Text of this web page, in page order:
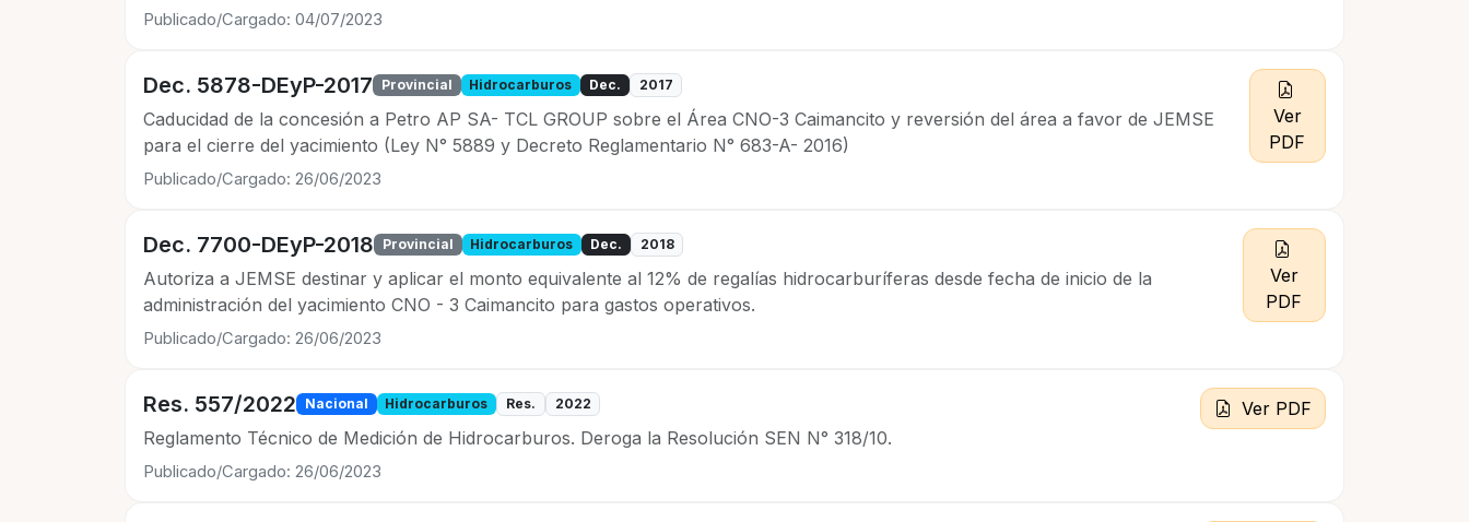
Publicado/Cargado: 04/07/2023
Dec. 5878-DEyP-2017 Provincial Hidrocarburos Dec. 2017
Caducidad de la concesión a Petro AP SA- TCL GROUP sobre el Área CNO-3 Caimancito y reversión del área a favor de JEMSE
para el cierre del yacimiento (Ley N° 5889 y Decreto Reglamentario N° 683-A- 2016)
Publicado/Cargado: 26/06/2023
Ver
PDF
Dec. 7700-DEyP-2018 Provincial Hidrocarburos Dec. 2018
Autoriza a JEMSE destinar y aplicar el monto equivalente al 12% de regalías hidrocarburíferas desde fecha de inicio de la
administración del yacimiento CNO - 3 Caimancito para gastos operativos.
Publicado/Cargado: 26/06/2023
Ver
PDF
Res. 557/2022 Nacional Hidrocarburos Res. 2022
Reglamento Técnico de Medición de Hidrocarburos. Deroga la Resolución SEN N° 318/10.
Publicado/Cargado: 26/06/2023
Ver PDF